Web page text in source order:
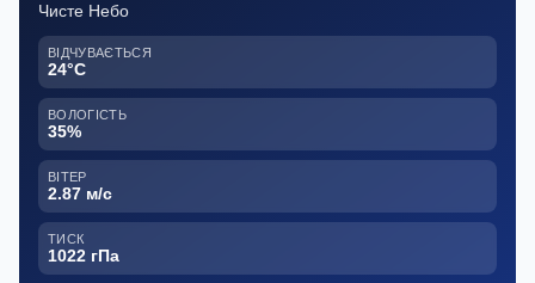
Чисте Небо
ВІДЧУВАЄТЬСЯ
24°C
ВОЛОГІСТЬ
35%
ВІТЕР
2.87 м/с
ТИСК
1022 гПа